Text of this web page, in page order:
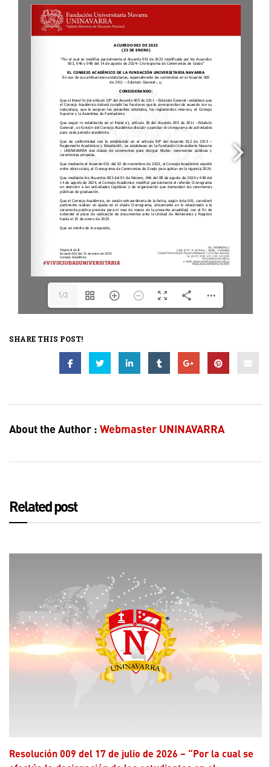
1/3
SHARE THIS POST!
About the Author : Webmaster UNINAVARRA
Related post
Resolución 009 del 17 de julio de 2026 – “Por la cual se